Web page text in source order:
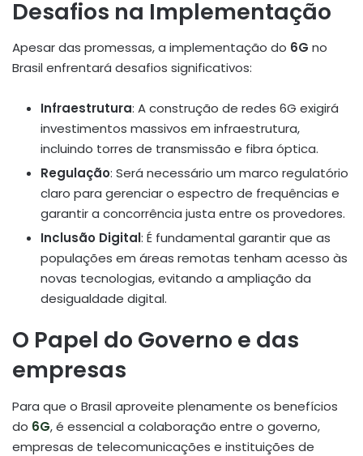
Desafios na Implementação
Apesar das promessas, a implementação do 6G no
Brasil enfrentará desafios significativos:
Infraestrutura: A construção de redes 6G exigirá
investimentos massivos em infraestrutura,
incluindo torres de transmissão e fibra óptica.
Regulação: Será necessário um marco regulatório
claro para gerenciar o espectro de frequências e
garantir a concorrência justa entre os provedores.
Inclusão Digital: É fundamental garantir que as
populações em áreas remotas tenham acesso às
novas tecnologias, evitando a ampliação da
desigualdade digital.
O Papel do Governo e das
empresas
Para que o Brasil aproveite plenamente os benefícios
do 6G, é essencial a colaboração entre o governo,
empresas de telecomunicações e instituições de